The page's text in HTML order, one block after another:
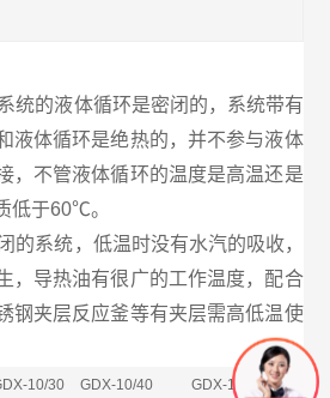
统的液体循环是密闭的，系统带有
液体循环是绝热的，并不参与液体
，不管液体循环的温度是高温还是
低于60℃。
的系统，低温时没有水汽的吸收，
，导热油有很广的工作温度，配合
钢夹层反应釜等有夹层需高低温使
10/30 GDX-10/40 GDX-10/80